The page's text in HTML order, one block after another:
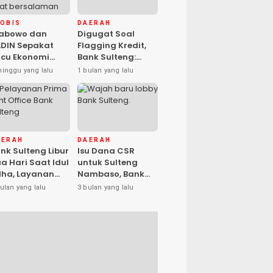
dan
Sepakat
Ekonomi
Gufran
Sulteng
Ambil Peran
yang lalu
DAERAH
Digugat Soal
Flagging Kredit,
Bank Sulteng:
Kebijakan Berlaku
untuk Seluruh
Debitur ASN
1 bulan yang lalu
Sulteng Libur
Hari Saat Idul
Layanan
Kembali
yang lalu
DAERAH
Isu Dana CSR
untuk Sulteng
Nambaso, Bank
Sulteng Tegas
3 bulan yang lalu